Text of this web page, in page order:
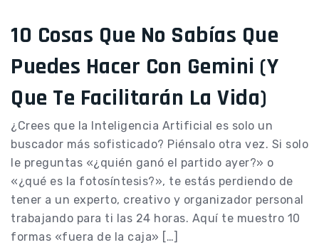
10 Cosas Que No Sabías Que
Puedes Hacer Con Gemini (y
Que Te Facilitarán La Vida)
¿Crees que la Inteligencia Artificial es solo un
buscador más sofisticado? Piénsalo otra vez. Si solo
le preguntas «¿quién ganó el partido ayer?» o
«¿qué es la fotosíntesis?», te estás perdiendo de
tener a un experto, creativo y organizador personal
trabajando para ti las 24 horas. Aquí te muestro 10
formas «fuera de la caja» […]